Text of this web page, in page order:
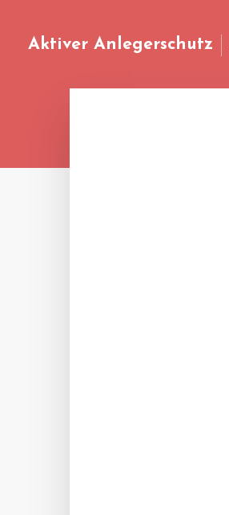
Aktiver Anlegerschutz